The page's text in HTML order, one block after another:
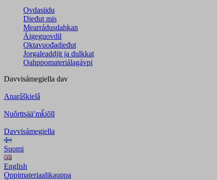
Ovdasiidu
Dieđut mis
Mearrádusdahkan
Áigeguovdil
Oktavuođadieđut
Jorgaleaddjit ja dulkkat
Oahppomateriálagávpi
Davvisámegiella dav
Anarâškielâ
Nuõrttsääʹmǩiõll
Davvisámegiella
Suomi
English
Oppimateriaalikauppa